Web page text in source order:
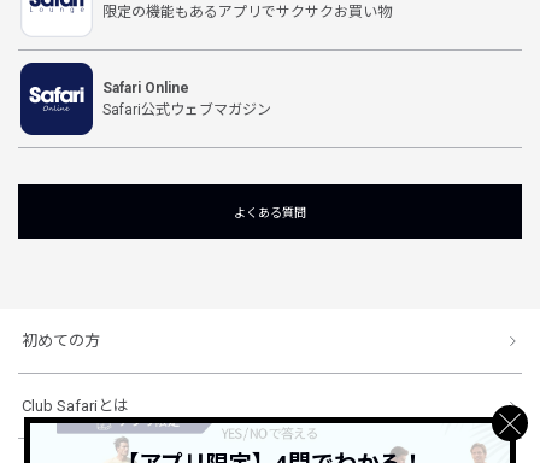
限定の機能もあるアプリでサクサクお買い物
Safari Online
Safari公式ウェブマガジン
よくある質問
初めての方
Club Safariとは